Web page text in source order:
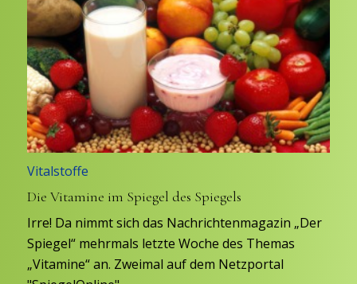
Vitalstoffe
Die Vitamine im Spiegel des Spiegels
Irre! Da nimmt sich das Nachrichtenmagazin „Der
Spiegel“ mehrmals letzte Woche des Themas
„Vitamine“ an. Zweimal auf dem Netzportal